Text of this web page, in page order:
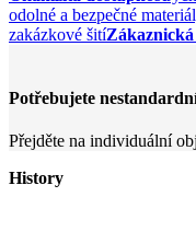
odolné a bezpečné
zakázkové šití
Potřebujete
Přejděte na individuální
History